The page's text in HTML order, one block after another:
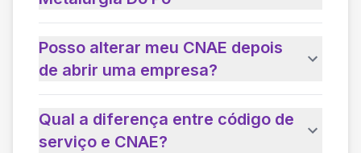
Posso alterar meu CNAE depois
de abrir uma empresa?
Qual a diferença entre código de
serviço e CNAE?